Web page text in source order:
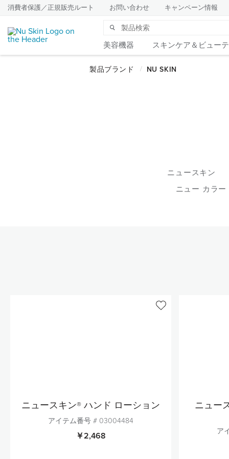
消費者保護／正規販売ルート お問い合わせ キャンペーン情報
美容機器 スキンケア＆ビュー
ニュースキン
ニュー カラー
ニュースキン® ハンド ローション
アイテム番号 # 03004484
￥2,468
ニュー
ア